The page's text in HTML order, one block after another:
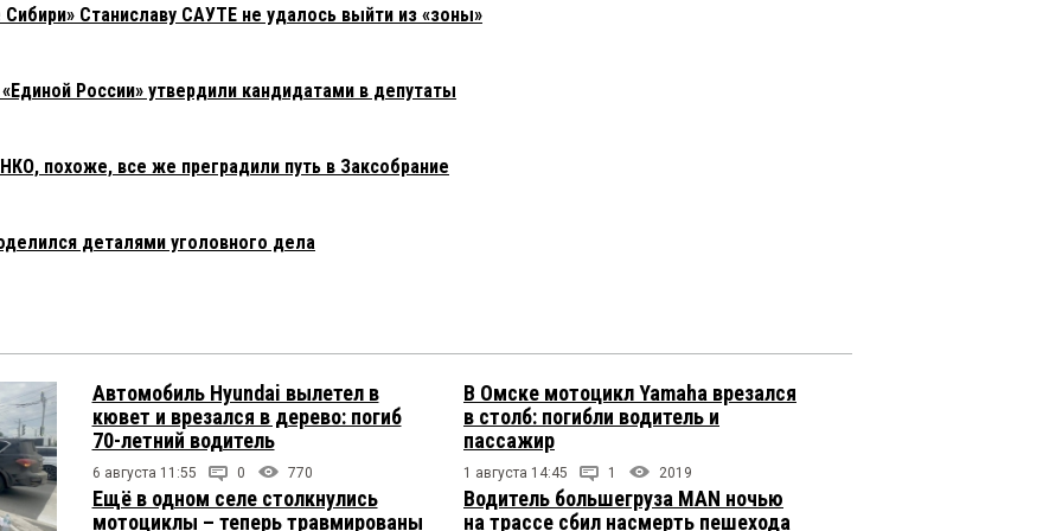
КВ, ваши читатели с вами. Хоть вы защитите наш
со стороны бурковщины.
и в соцсетях будем в разы активнее
сам. А что касается преступления, так могут не знать. А
тариф здесь имеет слабое значение. Может же и кирпич
палкой отдубасит. Так что преступление может быть
но действенным.
08:43:
Станиславу САУТЕ не удалось выйти из «зоны»
России» утвердили кандидатами в депутаты
похоже, все же преградили путь в Заксобрание
деталями уголовного дела
Автомобиль Hyundai вылетел в
кювет и врезался в дерево: погиб
70-летний водитель
6 августа 11:55 0 770
Ещё в одном селе столкнулись
мотоциклы – теперь травмированы
В Омске мотоцикл Yamaha врезался
в столб: погибли водитель и
пассажир
1 августа 14:45 1 2019
Водитель большегруза MAN ночью
на трассе сбил насмерть пешехода